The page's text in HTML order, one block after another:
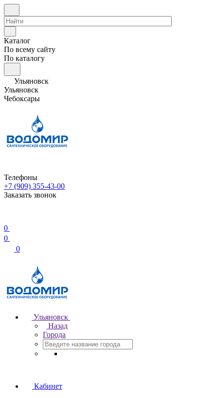
Каталог
По всему сайту
По каталогу
Ульяновск
Ульяновск
Чебоксары
Телефоны
+7 (909) 355-43-00
Заказать звонок
0
0
0
Ульяновск
Назад
Города
Кабинет